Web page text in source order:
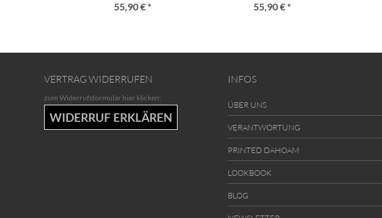
55,90 € * 55,90 € *
VERTRAG WIDERRUFEN
zum Widerrufsformular hier klicken:
WIDERRUF ERKLÄREN
INFOS
ÜBER UNS
VERANTWORTUNG
PRINTED DAHOAM
LOOKBOOK
BLOG